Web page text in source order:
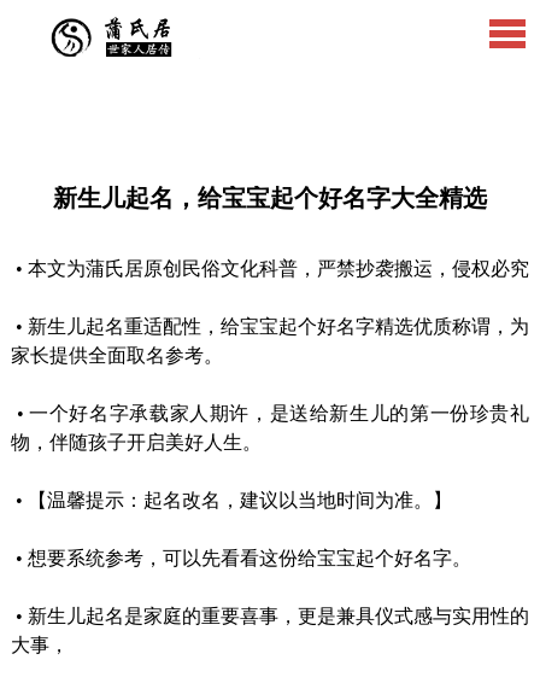
新生儿起名，给宝宝起个好名字大全精选
• 本文为蒲氏居原创民俗文化科普，严禁抄袭搬运，侵权必究
• 新生儿起名重适配性，给宝宝起个好名字精选优质称谓，为
家长提供全面取名参考。
•一个好名字承载家人期许，是送给新生儿的第一份珍贵礼
物，伴随孩子开启美好人生。
• 【温馨提示：起名改名，建议以当地时间为准。】
• 想要系统参考，可以先看看这份给宝宝起个好名字。
• 新生儿起名是家庭的重要喜事，更是兼具仪式感与实用性的
大事，